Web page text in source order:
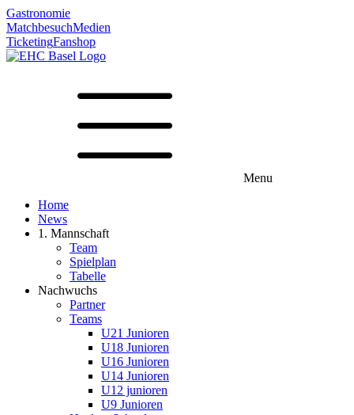
Gastronomie
MatchbesuchMedien
TicketingFanshop
Menu
Home
News
1. Mannschaft
Team
Spielplan
Tabelle
Nachwuchs
Partner
Teams
U21 Junioren
U18 Junioren
U16 Junioren
U14 Junioren
U12 junioren
U9 Junioren